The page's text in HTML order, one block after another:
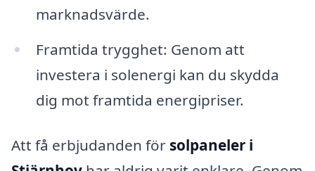
marknadsvärde.
Framtida trygghet: Genom att
investera i solenergi kan du skydda
dig mot framtida energipriser.
Att få erbjudanden för solpaneler i